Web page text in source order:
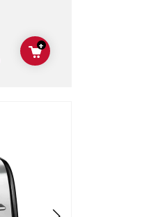
more colors
ADD TO CART
+